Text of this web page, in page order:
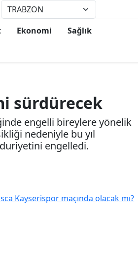
Ekonomi
Sağlık
sürdürecek
engelli bireylere yönelik
nedeniyle bu yıl
engelledi.